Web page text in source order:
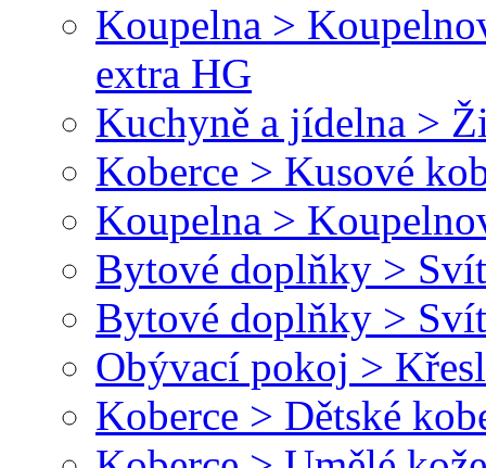
Koupelna >
extra HG
Kuchyně a jídelna >
Koberce > Kusové
Koupelna >
Bytové doplňky >
Bytové doplňky >
Obývací pokoj >
Koberce > Dětské